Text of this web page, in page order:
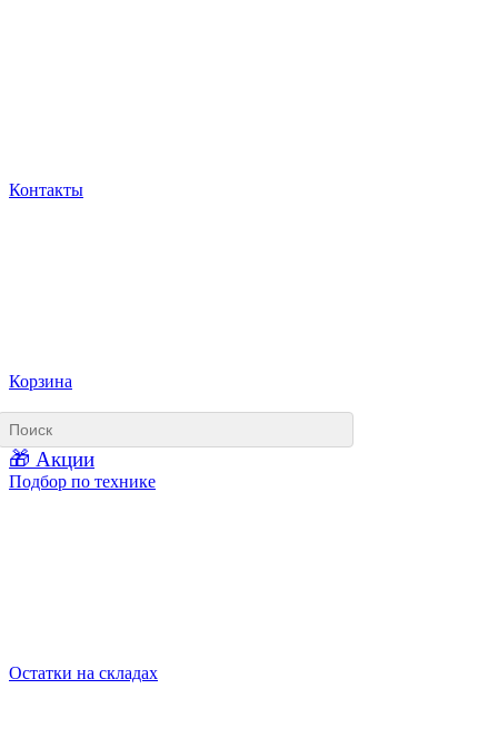
Контакты
Корзина
🎁 Акции
Подбор по технике
Остатки на складах